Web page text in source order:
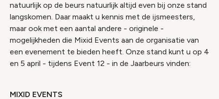
natuurlijk op de beurs natuurlijk altijd even bij onze stand
langskomen. Daar maakt u kennis met de ijsmeesters,
maar ook met een aantal andere - originele -
mogelijkheden die Mixid Events aan de organisatie van
een evenement te bieden heeft. Onze stand kunt u op 4
en 5 april - tijdens Event 12 - in de Jaarbeurs vinden:
MIXID EVENTS